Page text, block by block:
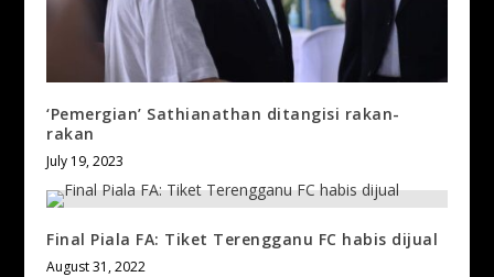
‘Pemergian’ Sathianathan ditangisi rakan-
rakan
July 19, 2023
Final Piala FA: Tiket Terengganu FC habis dijual
August 31, 2022